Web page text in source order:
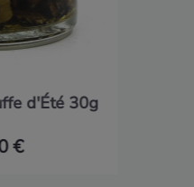
d'Été 30g
€